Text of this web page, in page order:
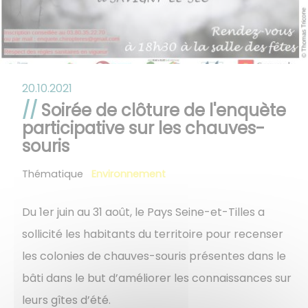
20.10.2021
Soirée de clôture de l'enquète
participative sur les chauves-
souris
Thématique Environnement
Du 1er juin au 31 août, le Pays Seine-et-Tilles a
sollicité les habitants du territoire pour recenser
les colonies de chauves-souris présentes dans le
bâti dans le but d’améliorer les connaissances sur
leurs gîtes d’été.